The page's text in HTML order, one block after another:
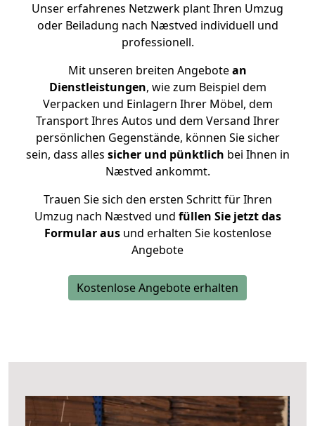
Unser erfahrenes Netzwerk plant Ihren Umzug
oder Beiladung nach Næstved individuell und
professionell.
Mit unseren breiten Angebotean
Dienstleistungen, wie zum Beispiel dem
Verpacken und Einlagern Ihrer Möbel, dem
Transport Ihres Autos und dem Versand Ihrer
persönlichen Gegenstände, können Sie sicher
sein, dass alles sicher und pünktlich bei Ihnen in
Næstved ankommt.
Trauen Sie sich den ersten Schritt für Ihren
Umzug nach Næstved und füllen Sie jetzt das
Formular ausund erhalten Sie kostenlose
Angebote
Kostenlose Angebote erhalten